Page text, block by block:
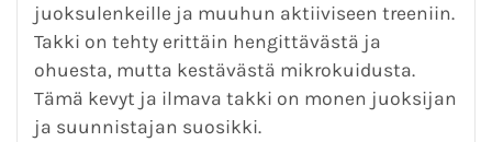
juoksulenkeille ja muuhun aktiiviseen treeniin.
Takki on tehty erittäin hengittävästä ja
ohuesta, mutta kestävästä mikrokuidusta.
Tämä kevyt ja ilmava takki on monen juoksijan
ja suunnistajan suosikki.